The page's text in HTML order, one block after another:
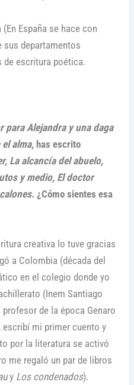
España se hace con
sus departamentos
escritura poética.
para Alejandra y una daga
alma, has escrito
La alcancía del abuelo,
y medio, El doctor
¿Cómo sientes esa
creativa lo tuve gracias
a Colombia (década del
en el colegio donde yo
(Inem Santiago
de la época Genaro
escribí mi primer cuento y
por la literatura se activó
me regaló un par de libros
y Los condenados).